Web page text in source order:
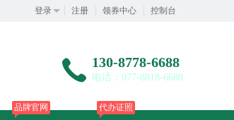
登录 注册 领券中心 控制台
130-8778-6688
电话：077-8818-6688
品牌官网 代办证照